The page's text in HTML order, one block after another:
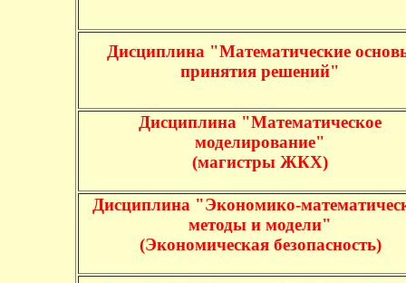
Дисциплина "Математические
принятия решений"
Дисциплина "Математическое
моделирование"
(магистры ЖКХ)
Дисциплина "Экономико-
методы и модели"
(Экономическая безопасность)